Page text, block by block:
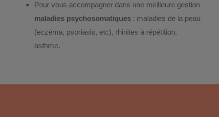
Pour vous accompagner dans une meilleure gestion
maladies psychosomatiques : maladies de la peau
(eczéma, psoriasis, etc), rhinites à répétition,
asthme.